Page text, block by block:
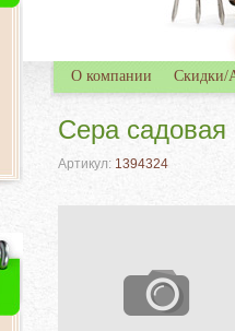
О компании Скидки/
Сера садовая
Артикул: 1394324